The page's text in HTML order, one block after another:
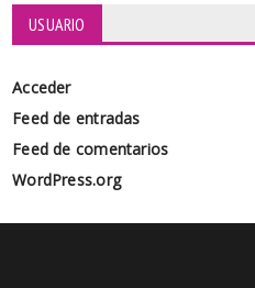
USUARIO
Acceder
Feed de entradas
Feed de comentarios
WordPress.org